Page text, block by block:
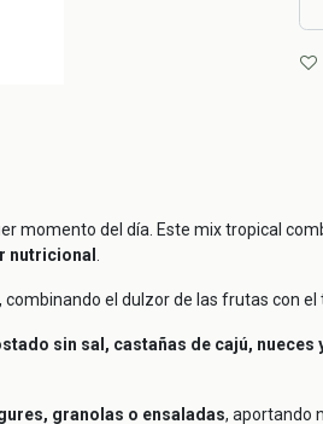
momento del día. Este mix tropical
nutricional
el dulzor de las frutas con el
sin sal, castañas de cajú,
granolas o ensaladas, aportando